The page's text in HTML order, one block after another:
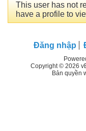
This user has not
have a profile to
Đăng nhập
Copyright © 2026
Bản quyền